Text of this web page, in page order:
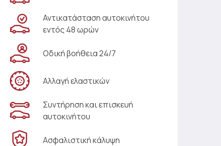
Αντικατάσταση αυτοκινήτου
εντός 48 ωρών
Οδική βοήθεια 24/7
Αλλαγή ελαστικών
Συντήρηση και επισκευή
αυτοκινήτου
Ασφαλιστική κάλυψη